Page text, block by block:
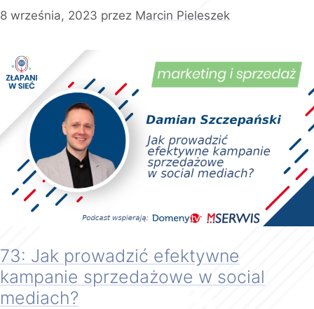
8 września, 2023 przez Marcin Pieleszek
73: Jak prowadzić efektywne
kampanie sprzedażowe w social
mediach?